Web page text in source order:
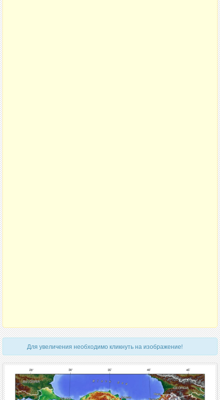
Для увеличения необходимо кликнуть на изображение!